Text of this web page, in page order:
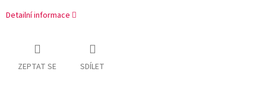
Detailní informace
ZEPTAT SE SDÍLET